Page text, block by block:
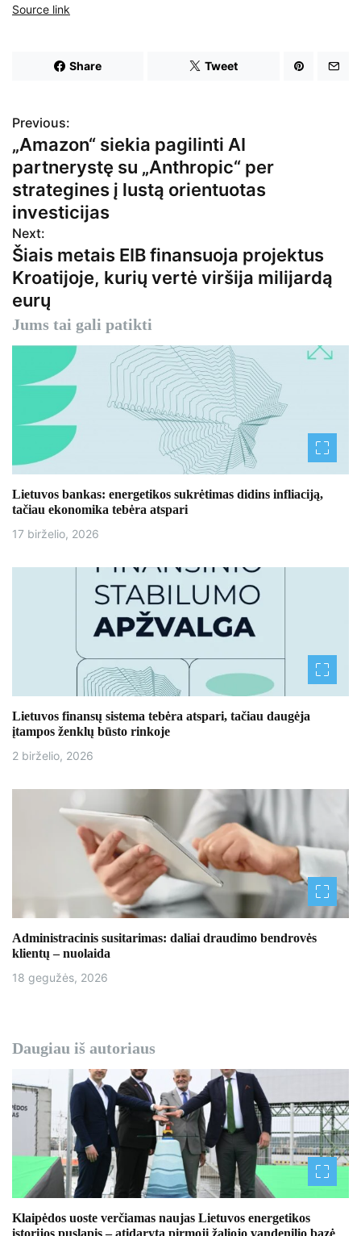
Source link
Share Tweet
N
a
v
i
g
a
c
i
a
r
p
Previous:
„Amazon“ siekia pagilinti AI
partnerystę su „Anthropic“ per
strategines į lustą orientuotas
investicijas
Next:
Šiais metais EIB finansuoja projektus
Kroatijoje, kurių vertė viršija milijardą
eurų
Jums tai gali patikti
Lietuvos bankas: energetikos sukrėtimas didins infliaciją,
tačiau ekonomika tebėra atspari
17 birželio, 2026
Lietuvos finansų sistema tebėra atspari, tačiau daugėja
įtampos ženklų būsto rinkoje
2 birželio, 2026
Administracinis susitarimas: daliai draudimo bendrovės
klientų – nuolaida
18 gegužės, 2026
Daugiau iš autoriaus
Klaipėdos uoste verčiamas naujas Lietuvos energetikos